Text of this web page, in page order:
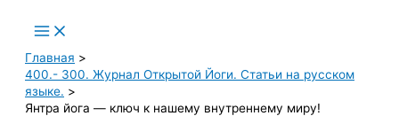
Main
Menu
Главная
400.- 300. Журнал Открытой Йоги. Статьи на русском
языке.
Янтра йога — ключ к нашему внутреннему миру!